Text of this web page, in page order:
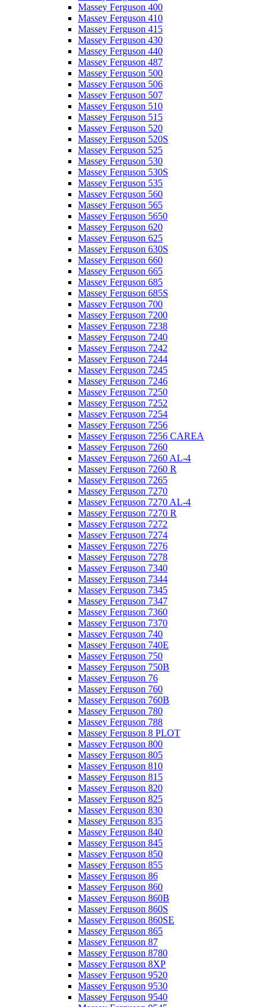
Massey Ferguson 400
Massey Ferguson 410
Massey Ferguson 415
Massey Ferguson 430
Massey Ferguson 440
Massey Ferguson 487
Massey Ferguson 500
Massey Ferguson 506
Massey Ferguson 507
Massey Ferguson 510
Massey Ferguson 515
Massey Ferguson 520
Massey Ferguson 520S
Massey Ferguson 525
Massey Ferguson 530
Massey Ferguson 530S
Massey Ferguson 535
Massey Ferguson 560
Massey Ferguson 565
Massey Ferguson 5650
Massey Ferguson 620
Massey Ferguson 625
Massey Ferguson 630S
Massey Ferguson 660
Massey Ferguson 665
Massey Ferguson 685
Massey Ferguson 685S
Massey Ferguson 700
Massey Ferguson 7200
Massey Ferguson 7238
Massey Ferguson 7240
Massey Ferguson 7242
Massey Ferguson 7244
Massey Ferguson 7245
Massey Ferguson 7246
Massey Ferguson 7250
Massey Ferguson 7252
Massey Ferguson 7254
Massey Ferguson 7256
Massey Ferguson 7256 CAREA
Massey Ferguson 7260
Massey Ferguson 7260 AL-4
Massey Ferguson 7260 R
Massey Ferguson 7265
Massey Ferguson 7270
Massey Ferguson 7270 AL-4
Massey Ferguson 7270 R
Massey Ferguson 7272
Massey Ferguson 7274
Massey Ferguson 7276
Massey Ferguson 7278
Massey Ferguson 7340
Massey Ferguson 7344
Massey Ferguson 7345
Massey Ferguson 7347
Massey Ferguson 7360
Massey Ferguson 7370
Massey Ferguson 740
Massey Ferguson 740E
Massey Ferguson 750
Massey Ferguson 750B
Massey Ferguson 76
Massey Ferguson 760
Massey Ferguson 760B
Massey Ferguson 780
Massey Ferguson 788
Massey Ferguson 8 PLOT
Massey Ferguson 800
Massey Ferguson 805
Massey Ferguson 810
Massey Ferguson 815
Massey Ferguson 820
Massey Ferguson 825
Massey Ferguson 830
Massey Ferguson 835
Massey Ferguson 840
Massey Ferguson 845
Massey Ferguson 850
Massey Ferguson 855
Massey Ferguson 86
Massey Ferguson 860
Massey Ferguson 860B
Massey Ferguson 860S
Massey Ferguson 860SE
Massey Ferguson 865
Massey Ferguson 87
Massey Ferguson 8780
Massey Ferguson 8XP
Massey Ferguson 9520
Massey Ferguson 9530
Massey Ferguson 9540